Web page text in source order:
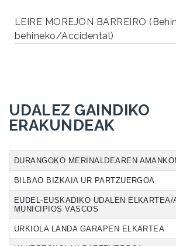
LEIRE MOREJON BARREIRO
behineko/Accidental)
UDALEZ GAINDIKO
ERAKUNDEAK
DURANGOKO MERINALDEAREN
BILBAO BIZKAIA UR PARTZUERGOA
EUDEL-EUSKADIKO UDALEN ELKARTEA/
MUNICIPIOS VASCOS
URKIOLA LANDA GARAPEN ELKARTEA